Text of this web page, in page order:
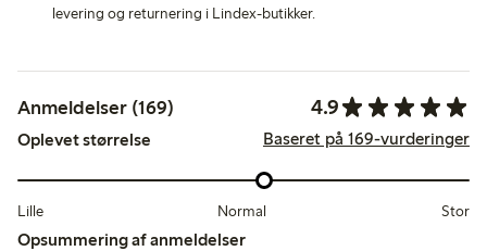
levering og returnering i Lindex-butikker.
Anmeldelser (169) 4.9
Oplevet størrelse Baseret på 169-vurderinger
Lille Normal Stor
Opsummering af anmeldelser